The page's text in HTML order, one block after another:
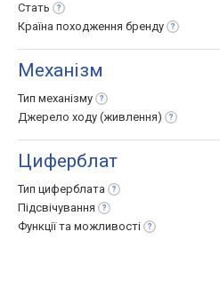
Стать
Країна походження бренду
Механізм
Тип механізму
Джерело ходу (живлення)
Циферблат
Тип циферблата
Підсвічування
Функції та можливості